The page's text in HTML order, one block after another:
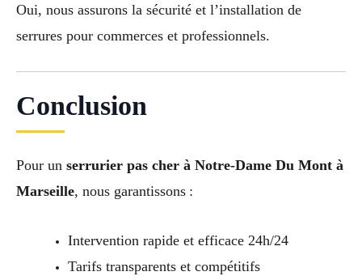
Oui, nous assurons la sécurité et l’installation de
serrures pour commerces et professionnels.
Conclusion
Pour un serrurier pas cher à Notre-Dame Du Mont à
Marseille, nous garantissons :
Intervention rapide et efficace 24h/24
Tarifs transparents et compétitifs